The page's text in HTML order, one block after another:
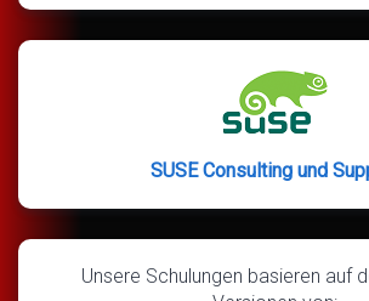
SUSE Consulting und
Unsere Schulungen basieren auf